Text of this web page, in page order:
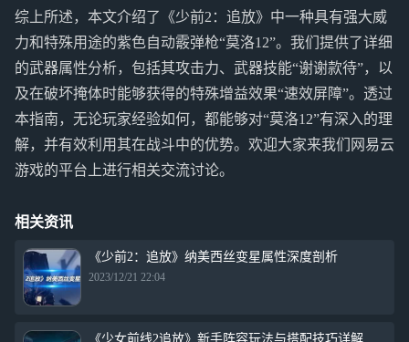
综上所述，本文介绍了《少前2：追放》中一种具有强大威
力和特殊用途的紫色自动霰弹枪“莫洛12”。我们提供了详细
的武器属性分析，包括其攻击力、武器技能“谢谢款待”，以
及在破坏掩体时能够获得的特殊增益效果“速效屏障”。透过
本指南，无论玩家经验如何，都能够对“莫洛12”有深入的理
解，并有效利用其在战斗中的优势。欢迎大家来我们网易云
游戏的平台上进行相关交流讨论。
相关资讯
《少前2：追放》纳美西丝变星属性深度剖析
2023/12/21 22:04
《少女前线2追放》新手阵容玩法与搭配技巧详解